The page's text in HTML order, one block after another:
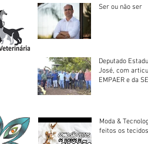
Ser ou não ser
Deputado
José, com
EMPAER e da
Moda &
feitos os